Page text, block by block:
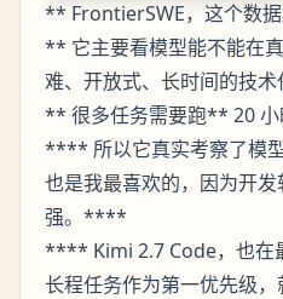
** FrontierSWE，这个数
** 它主要看模型能不能在
难、开放式、长时间的技
** 很多任务需要跑** 20
**** 所以它真实考察了模
也是我最喜欢的，因为开
强。****
**** Kimi 2.7 Code，也在
长程任务作为第一优先级